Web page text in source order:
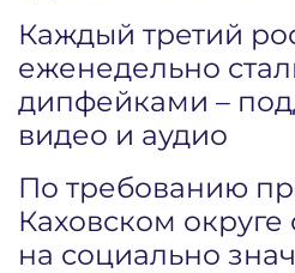
Каждый третий
еженедельно
дипфейками –
видео и аудио
По требованию
Каховском
на социально